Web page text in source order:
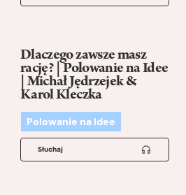
Dlaczego zawsze masz
rację? | Polowanie na Idee
| Michał Jędrzejek &
Karol Kleczka
Polowanie na Idee
Słuchaj